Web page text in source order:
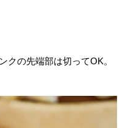
クの先端部は切ってOK。